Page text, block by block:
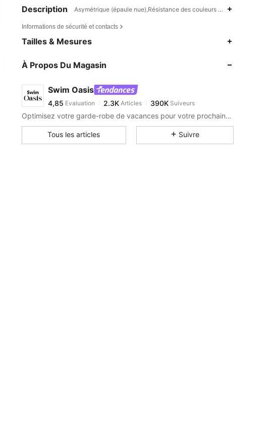
Description Asymétrique (épaule nue),Résistance des couleurs à l'eau
Informations de sécurité et contacts
Tailles & Mesures
À Propos Du Magasin
Swim Oasis
4,85
2.3K
4,85 Evaluation 2.3KArticles
k***test en train de naviguer
4,85
2.3K
390K
Optimisez votre garde-robe de vacances pour votre prochaine escapade en bord de mer, pour un look élégant et sans effort qui renforcera votre confiance en vous.
Tous les articles Suivre